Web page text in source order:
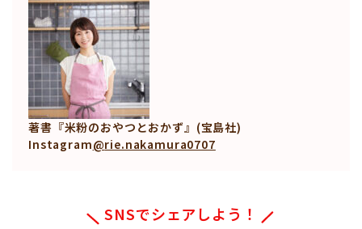
著書『米粉のおやつとおかず』(宝島社)
Instagram@rie.nakamura0707
SNSでシェアしよう！